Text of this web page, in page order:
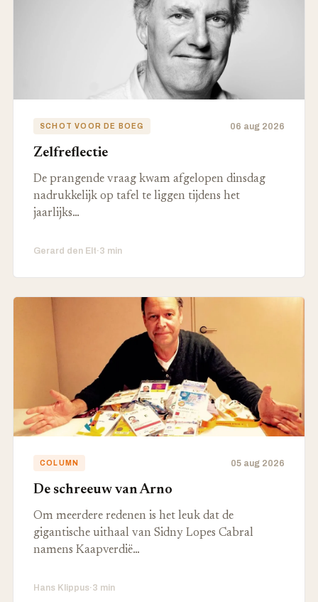
SCHOT VOOR DE BOEG 06 aug 2026
Zelfreflectie
De prangende vraag kwam afgelopen dinsdag
nadrukkelijk op tafel te liggen tijdens het
jaarlijks…
Gerard den Elt·3 min
COLUMN 05 aug 2026
De schreeuw van Arno
Om meerdere redenen is het leuk dat de
gigantische uithaal van Sidny Lopes Cabral
namens Kaapverdië…
Hans Klippus·3 min